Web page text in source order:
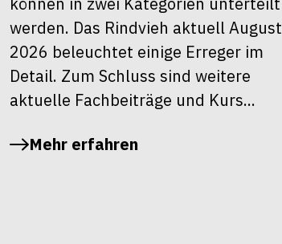
werden. Das Rindvieh aktuell August
2026 beleuchtet einige Erreger im
Detail. Zum Schluss sind weitere
aktuelle Fachbeiträge und Kurs...
Mehr erfahren